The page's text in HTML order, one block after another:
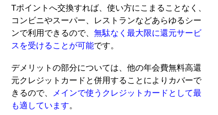
Tポイントへ交換すれば、使い方にこまることなく、
コンビニやスーパー、レストランなどあらゆるシー
ンで利用できるので、 無駄なく最大限に還元サービ
スを受けることが可能です。
デメリットの部分については、他の年会費無料高還
元クレジットカードと併用することによりカバーで
きるので、
メインで使うクレジットカードとして最
も適しています。